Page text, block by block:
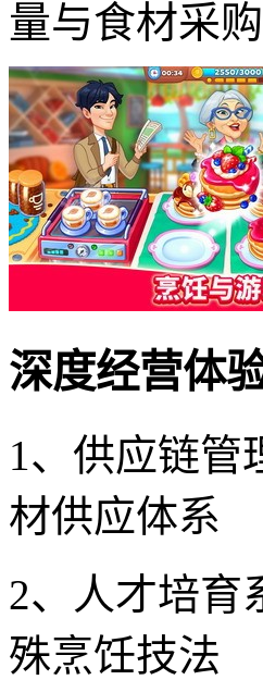
量与食材采
深度经营体验
1、供应链管
材供应体系
2、人才培育
殊烹饪技法